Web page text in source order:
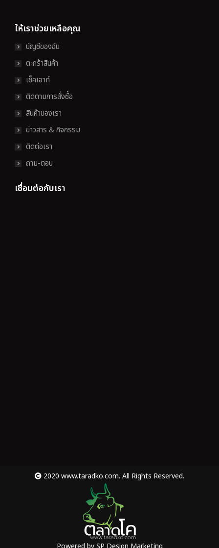
ให้เราช่วยเหลือคุณ
บัญชีของฉัน
ตะกร้าสินค้า
เช็คเอาท์
ติดตามการสั่งซื้อ
สินค้าของเรา
ข่าวสาร & กิจกรรม
ติดต่อเรา
ถาม-ตอบ
เชื่อมต่อกับเรา
2020 www.taradko.com. All Rights Reserved.